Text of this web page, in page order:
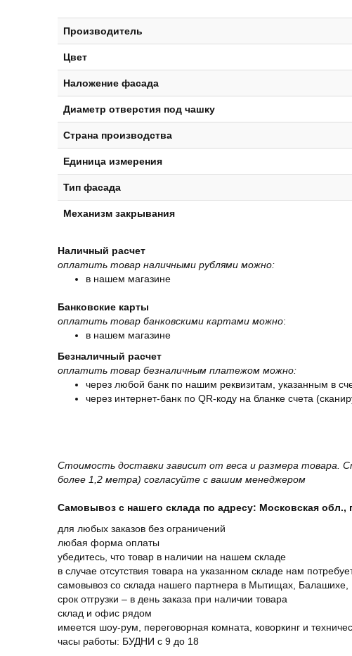
Производитель
Цвет
Наложение фасада
Диаметр отверстия под чашку
Страна производства
Единица измерения
Тип фасада
Механизм закрывания
Наличный расчет
оплатить товар наличными рублями можно:
в нашем магазине
Банковские карты
оплатить товар банковскими картами можно:
в нашем магазине
Безналичный расчет
оплатить товар безналичным платежом можно:
через любой банк по нашим реквизитам, указанным в
через интернет-банк по QR-коду на бланке счета
Стоимость доставки зависит от веса и размера товара.
более 1,2 метра) согласуйте с вашим менеджером
Самовывоз с нашего склада по адресу: Московская
для любых заказов без ограничений
любая форма оплаты
убедитесь, что товар в наличии на нашем складе
в случае отсутствия товара на указанном складе нам
самовывоз со склада нашего партнера в Мытищах, Балашихе,
срок отгрузки – в день заказа при наличии товара
склад и офис рядом
имеется шоу-рум, переговорная комната, коворкинг и
часы работы: БУДНИ с 9 до 18